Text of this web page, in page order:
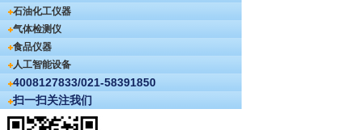
石油化工仪器
气体检测仪
食品仪器
人工智能设备
4008127833/021-58391850
扫一扫关注我们